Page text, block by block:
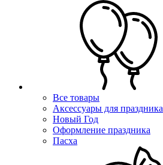
Все товары
Аксессуары для праздника
Новый Год
Оформление праздника
Пасха